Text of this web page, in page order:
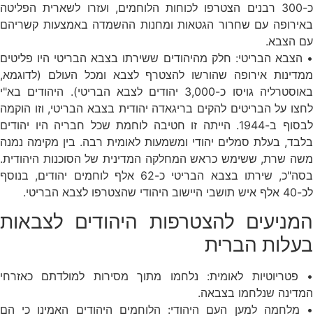
כ-300 רבנים הצטרפו לכוחות הלוחמים, ועזרו לשארית הפליטה
באירופה עם שחרור הגטאות ומחנות ההשמדה באמצעות קשריהם
עם הצבא.
• הצבא הבריטי: חלק מהיהודים ששירתו בצבא הבריטי היו פליטים
ממדינות אירופה שהורשו להצטרף לצבא ומכל העולם (לדוגמא,
באוסטרליה גויסו כ-3,000 יהודים לצבא הבריטי). היהודים בא"י
לחצו על הבריטים להקים בריגאדה יהודית בצבא הבריטי, וזו הוקמה
לבסוף ב-1944. הייתה זו חטיבה לוחמת שכל חבריה היו יהודים
בלבד, בעלת סמלים יהודי ומשמעות לאומית רבה. בין מקימה נמנה
משה שרת, ששימש כראש המחלקה המדינית של הסוכנות היהודית.
בסה"כ, שירתו בצבא הבריטי כ-62 אלף לוחמים יהודים, בנוסף
לכ-40 אלף איש תושבי היישוב היהודי שהצטרפו לצבא הבריטי.
המניעים להצטרפות היהודים לצבאות
בעלות הברית
• פטריוטיות לאומית: נלחמו מתוך מסירות למולדתם כאזרחי
המדינה שנלחמו בצבאה.
• מלחמה למען העם היהודי: הלוחמים היהודים האמינו כי הם